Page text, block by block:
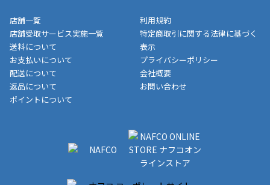
■商品によっては一部決済方法が使用できない場合がございま
す。
メーカー直送品など一部商品については、その他商品との購入に
制限がかかる場合がございます。また発送日についても、通常と
異なる場合がございます。対象商品の説明ページをご確認くださ
い。
■店舗受取をご選択いただいた場合
ご注文が確認出来次第、お受取される店舗在庫を使用してご準備
をさせていただきます。店舗に在庫がない場合は店舗よりお取り
いただく場合がございます。店舗準備でのお渡しとなる為、商品
のみの受け渡しとなります。（箱や納品書は付属しておりませ
ん）店舗で準備が出来次第、メールにてご連絡させていただきま
店舗一覧
店舗受取サービス実施一覧
送料について
お支払いについて
配送について
返品について
ポイントについて
利用規約
特定商取引に関する法律に基づく
表示
プライバシーポリシー
会社概要
お問い合わせ